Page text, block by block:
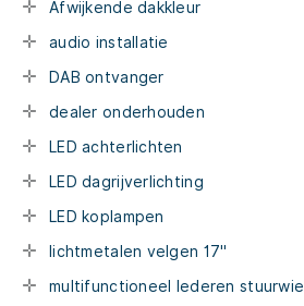
Afwijkende dakkleur
audio installatie
DAB ontvanger
dealer onderhouden
LED achterlichten
LED dagrijverlichting
LED koplampen
lichtmetalen velgen 17"
multifunctioneel lederen stuurwiel